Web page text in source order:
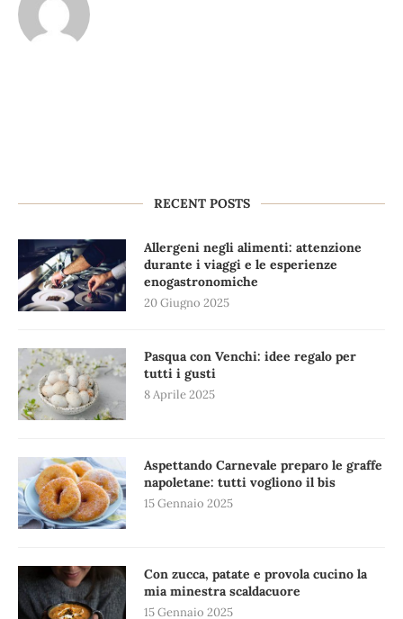
RECENT POSTS
Allergeni negli alimenti: attenzione
durante i viaggi e le esperienze
enogastronomiche
20 Giugno 2025
Pasqua con Venchi: idee regalo per
tutti i gusti
8 Aprile 2025
Aspettando Carnevale preparo le graffe
napoletane: tutti vogliono il bis
15 Gennaio 2025
Con zucca, patate e provola cucino la
mia minestra scaldacuore
15 Gennaio 2025